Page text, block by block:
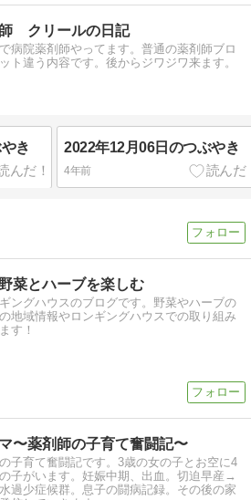
クリールの日記
病院薬剤師やってます。普通の薬剤師ブロ
ト違う内容です。後からジワジワ来ます。
き 2022年12月06日のつぶやき
4年前
菜とハーブを楽しむ
ングハウスのブログです。野菜やハーブの
地域情報やロンギングハウスでの取り組み
す！
〜薬剤師の子育て奮闘記〜
子育て奮闘記です。3歳の女の子とお空に4
子がいます。妊娠中期、出血。切迫早産→
過少症候群。息子の闘病記録。その後の家